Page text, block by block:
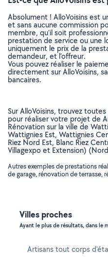
Absolument ! AlloVoisins est
et sans aucune commission
membre, qu’il soit
prestation de service ou une
uniquement le prix de la
demandeur, et l’offreur.
Vous pouvez réaliser le
directement sur AlloVoisins,
bancaires.
Sur AlloVoisins, trouvez
pour réaliser votre projet de
Rénovation sur la ville de
Wattignies Est, Wattignies
Riez Nord Est, Blanc Riez
Villagexpo et Extension)
Autres exemples de prestations
de garage, rénovation de terrasse,
Villes proches
Ayant le plus de résultats, dans le
Artisans tout corps